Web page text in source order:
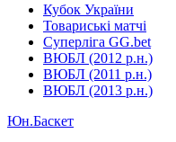
Кубок України
Товариські матчі
Суперліга GG.bet
ВЮБЛ (2012 р.н.)
ВЮБЛ (2011 р.н.)
ВЮБЛ (2013 р.н.)
Юн.Баскет